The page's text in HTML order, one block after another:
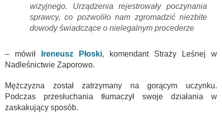
wizyjnego. Urządzenia rejestrowały poczynania
sprawcy, co pozwoliło nam zgromadzić niezbite
dowody świadczące o nielegalnym procederze
– mówił Ireneusz Płoski, komendant Straży Leśnej w
Nadleśnictwie Zaporowo.
Mężczyzna został zatrzymany na gorącym uczynku.
Podczas przesłuchania tłumaczył swoje działania w
zaskakujący sposób.